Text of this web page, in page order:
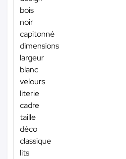
bois
noir
capitonné
dimensions
largeur
blanc
velours
literie
cadre
taille
déco
classique
lits